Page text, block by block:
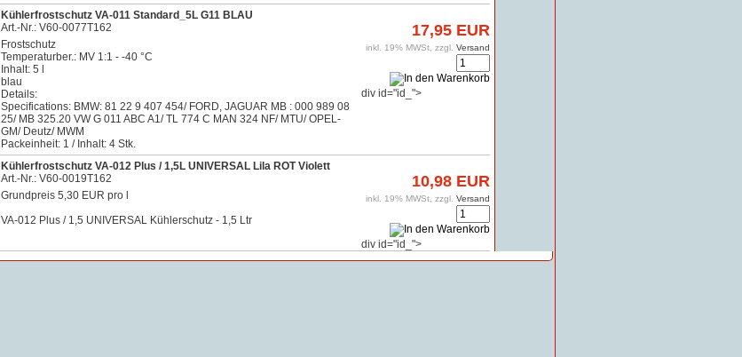
Kühlerfrostschutz VA-011 Standard_5L G11 BLAU
Art.-Nr.: V60-0077T162
Frostschutz
Temperaturber.: MV 1:1 - -40 °C
Inhalt: 5 l
blau
Details:
Specifications: BMW: 81 22 9 407 454/ FORD, JAGUAR MB : 000 989 08
25/ MB 325.20 VW G 011 ABC A1/ TL 774 C MAN 324 NF/ MTU/ OPEL-
GM/ Deutz/ MWM
Packeinheit: 1 / Inhalt: 4 Stk.
17,95 EUR
inkl. 19% MWSt, zzgl. Versand
div id="id_">
Kühlerfrostschutz VA-012 Plus / 1,5L UNIVERSAL Lila ROT Violett
Art.-Nr.: V60-0019T162
Grundpreis 5,30 EUR pro l
VA-012 Plus / 1,5 UNIVERSAL Kühlerschutz - 1,5 Ltr
10,98 EUR
inkl. 19% MWSt, zzgl. Versand
div id="id_">